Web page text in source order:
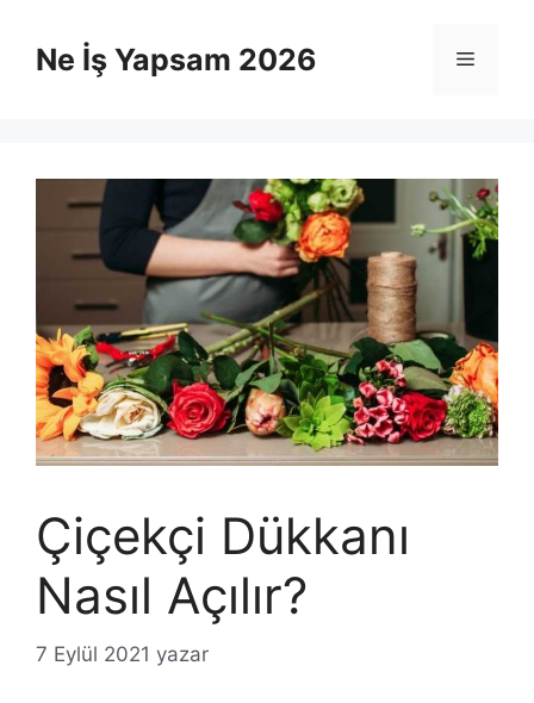
Ne İş Yapsam 2026 Menü
Çiçekçi Dükkanı
Nasıl Açılır?
7 Eylül 2021 yazar